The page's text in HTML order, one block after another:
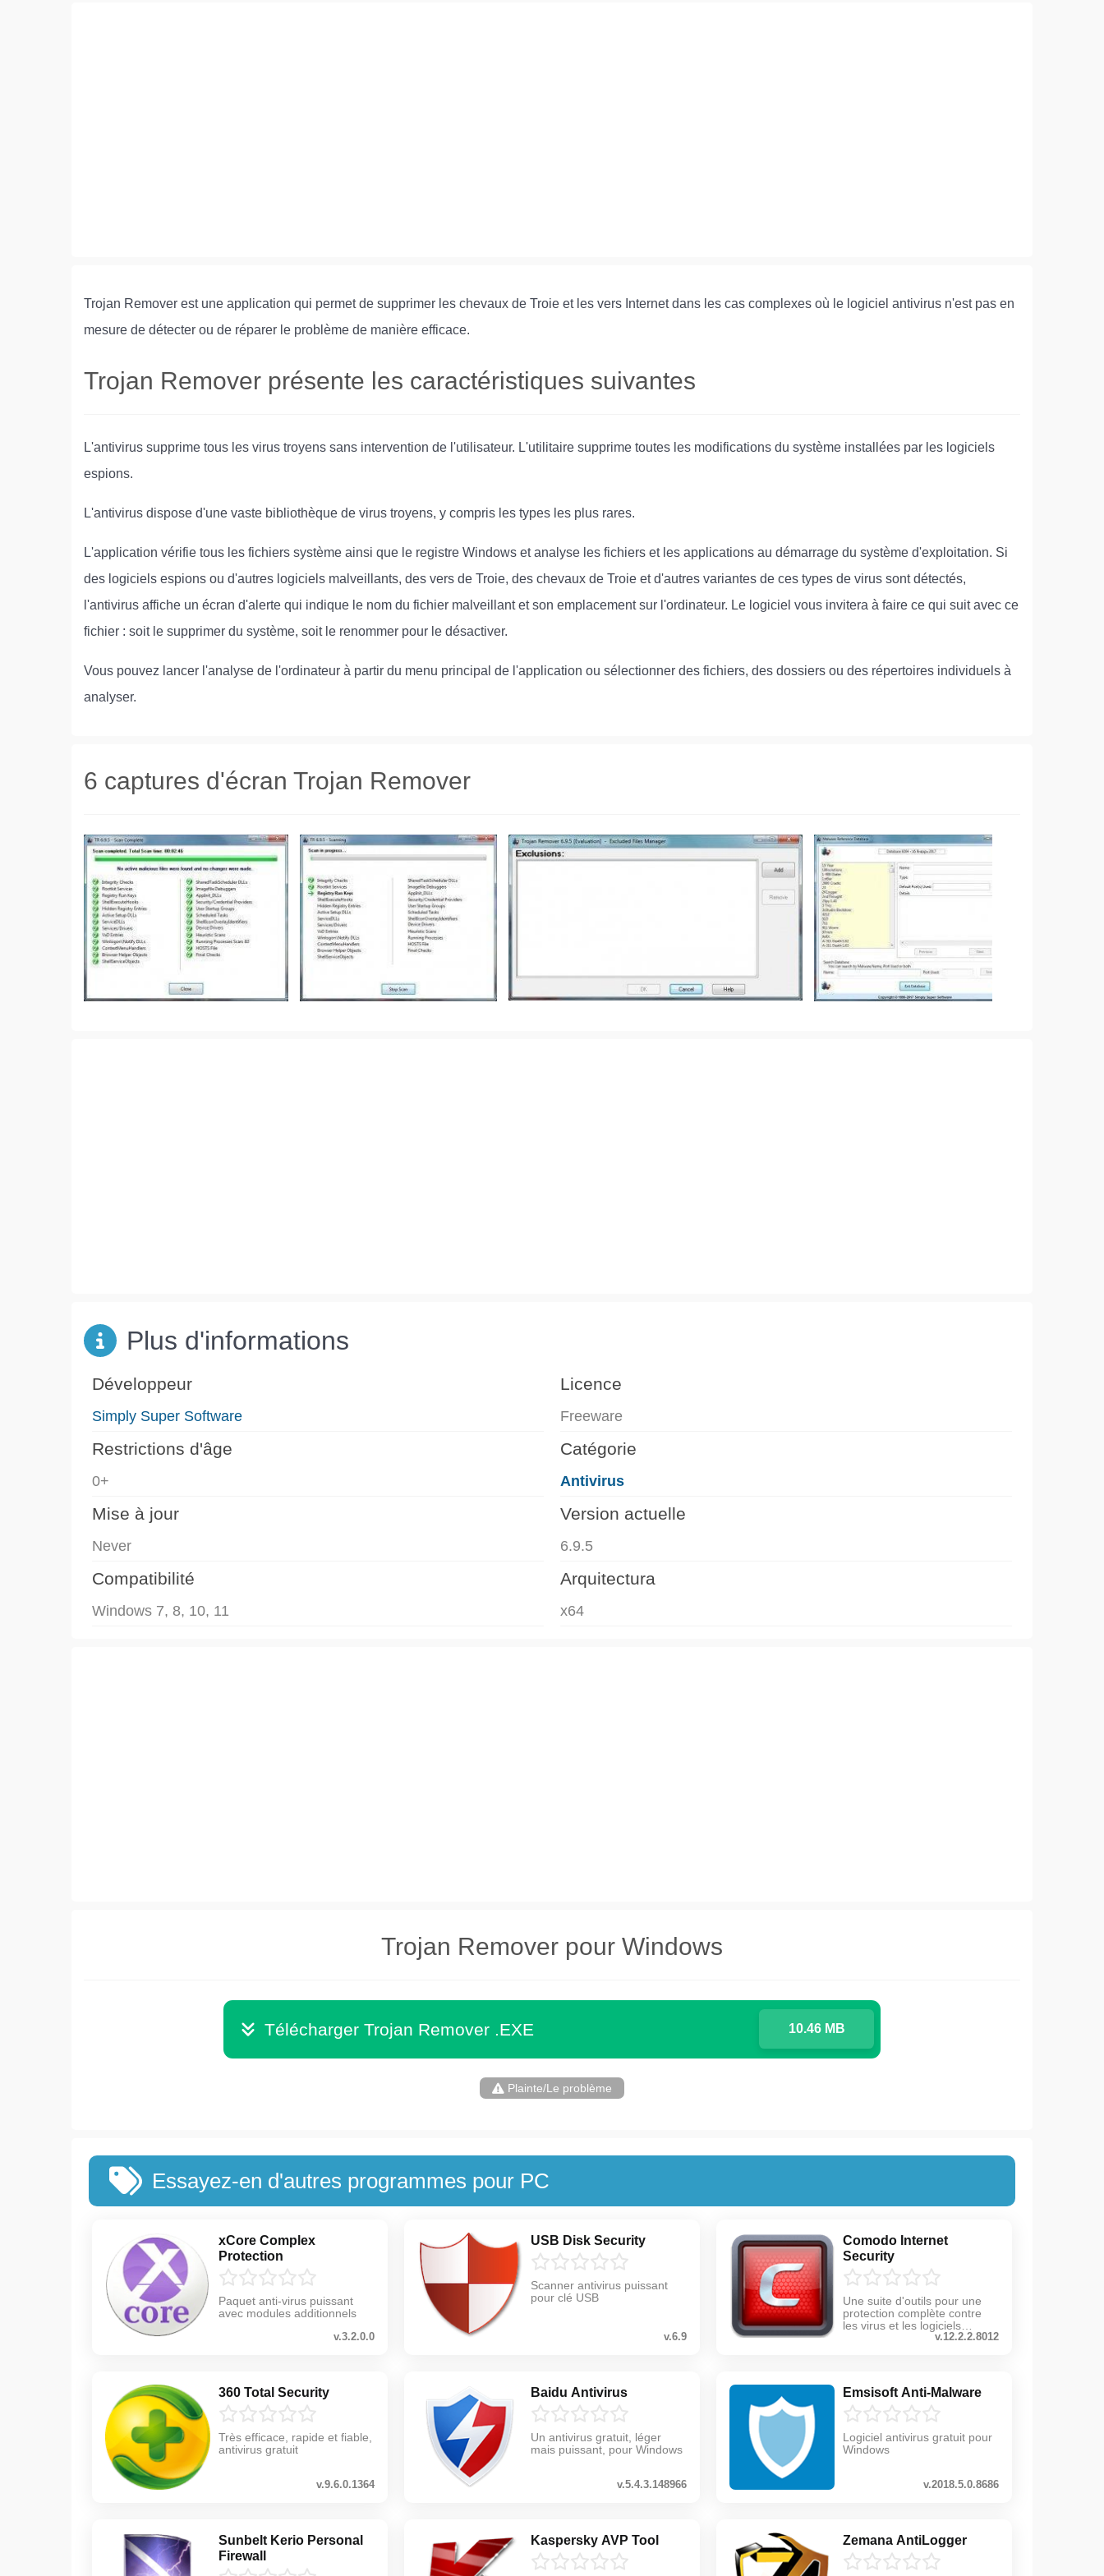
Trojan Remover est une application qui permet de supprimer les chevaux de Troie et les vers Internet dans les cas complexes où le logiciel antivirus n'est pas en
mesure de détecter ou de réparer le problème de manière efficace.
Trojan Remover présente les caractéristiques suivantes
L'antivirus supprime tous les virus troyens sans intervention de l'utilisateur. L'utilitaire supprime toutes les modifications du système installées par les logiciels
espions.
L'antivirus dispose d'une vaste bibliothèque de virus troyens, y compris les types les plus rares.
L'application vérifie tous les fichiers système ainsi que le registre Windows et analyse les fichiers et les applications au démarrage du système d'exploitation. Si
des logiciels espions ou d'autres logiciels malveillants, des vers de Troie, des chevaux de Troie et d'autres variantes de ces types de virus sont détectés,
l'antivirus affiche un écran d'alerte qui indique le nom du fichier malveillant et son emplacement sur l'ordinateur. Le logiciel vous invitera à faire ce qui suit avec ce
fichier : soit le supprimer du système, soit le renommer pour le désactiver.
Vous pouvez lancer l'analyse de l'ordinateur à partir du menu principal de l'application ou sélectionner des fichiers, des dossiers ou des répertoires individuels à
analyser.
6 captures d'écran Trojan Remover
Plus d'informations
Développeur
Simply Super Software
Licence
Freeware
Restrictions d'âge
0+
Catégorie
Antivirus
Mise à jour
Never
Version actuelle
6.9.5
Compatibilité
Windows 7, 8, 10, 11
Arquitectura
x64
Trojan Remover pour Windows
Télécharger Trojan Remover .EXE 10.46 MB
Plainte/Le problème
Essayez-en d'autres programmes pour PC
xCore Complex
Protection
Paquet anti-virus puissant
avec modules additionnels
v.3.2.0.0
USB Disk Security
Scanner antivirus puissant
pour clé USB
v.6.9
Comodo Internet
Security
Une suite d'outils pour une
protection complète contre
les virus et les logiciels
v.12.2.2.8012
360 Total Security
Très efficace, rapide et fiable,
antivirus gratuit
v.9.6.0.1364
Baidu Antivirus
Un antivirus gratuit, léger
mais puissant, pour Windows
v.5.4.3.148966
Emsisoft Anti-Malware
Logiciel antivirus gratuit pour
Windows
v.2018.5.0.8686
Sunbelt Kerio Personal
Firewall
Kaspersky AVP Tool Zemana AntiLogger